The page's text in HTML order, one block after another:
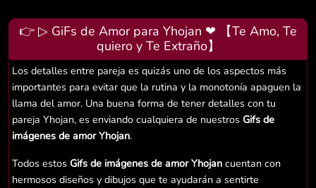
👉 ▷ GiFs de Amor para Yhojan ❤ 【Te Amo, Te
quiero y Te Extraño】
Los detalles entre pareja es quizás uno de los aspectos más
importantes para evitar que la rutina y la monotonía apaguen la
llama del amor. Una buena forma de tener detalles con tu
pareja Yhojan, es enviando cualquiera de nuestros Gifs de
imágenes de amor Yhojan.
Todos estos Gifs de imágenes de amor Yhojan cuentan con
hermosos diseños y dibujos que te ayudarán a sentirte